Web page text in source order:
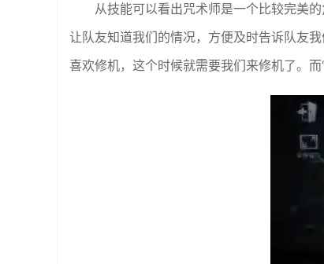
从技能可以看出咒术师是一个比较完美
让队友知道我们的情况，方便及时告诉队友
喜欢修机，这个时候就需要我们来修机了。